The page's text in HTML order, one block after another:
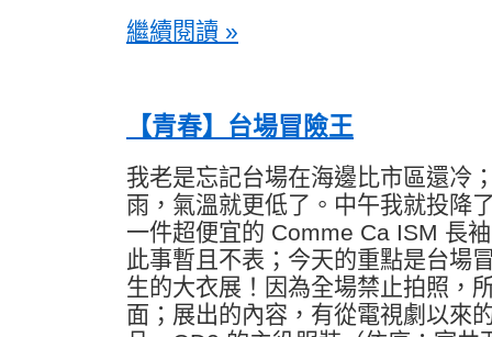
繼續閱讀 »
【青春】台場冒險王
我老是忘記台場在海邊比市區還冷
雨，氣溫就更低了。中午我就投降
一件超便宜的 Comme Ca ISM 長
此事暫且不表；今天的重點是台場
生的大衣展！因為全場禁止拍照，
面；展出的內容，有從電視劇以來